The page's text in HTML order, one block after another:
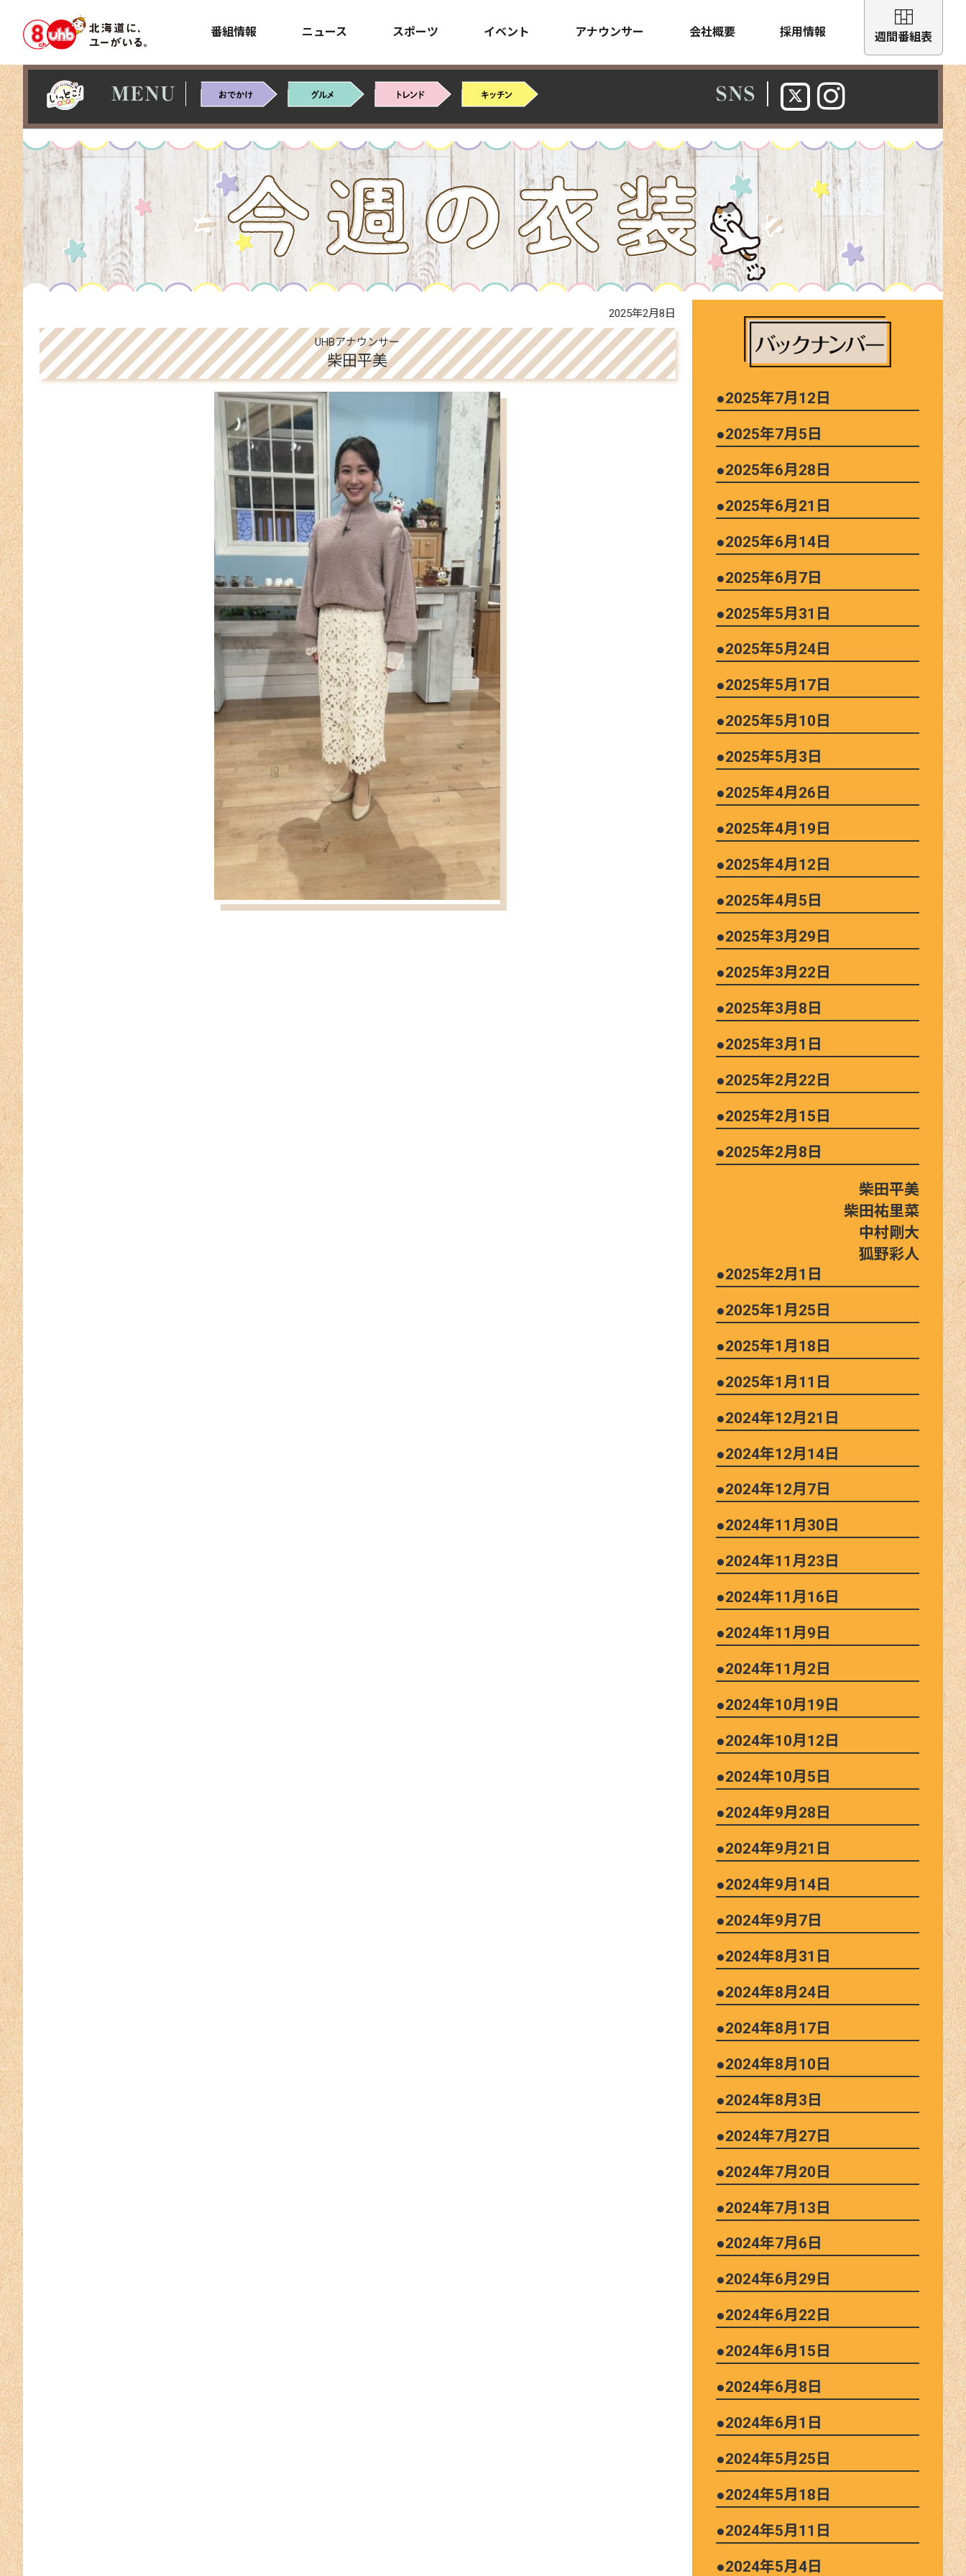
番組情報 ニュース スポーツ イベント アナウンサー 会社概要 採用情報 週間番組表
2025年2月8日
UHBアナウンサー
柴田平美
●2025年7月12日
●2025年7月5日
●2025年6月28日
●2025年6月21日
●2025年6月14日
●2025年6月7日
●2025年5月31日
●2025年5月24日
●2025年5月17日
●2025年5月10日
●2025年5月3日
●2025年4月26日
●2025年4月19日
●2025年4月12日
●2025年4月5日
●2025年3月29日
●2025年3月22日
●2025年3月8日
●2025年3月1日
●2025年2月22日
●2025年2月15日
●2025年2月8日
柴田平美
柴田祐里菜
中村剛大
狐野彩人
●2025年2月1日
●2025年1月25日
●2025年1月18日
●2025年1月11日
●2024年12月21日
●2024年12月14日
●2024年12月7日
●2024年11月30日
●2024年11月23日
●2024年11月16日
●2024年11月9日
●2024年11月2日
●2024年10月19日
●2024年10月12日
●2024年10月5日
●2024年9月28日
●2024年9月21日
●2024年9月14日
●2024年9月7日
●2024年8月31日
●2024年8月24日
●2024年8月17日
●2024年8月10日
●2024年8月3日
●2024年7月27日
●2024年7月20日
●2024年7月13日
●2024年7月6日
●2024年6月29日
●2024年6月22日
●2024年6月15日
●2024年6月8日
●2024年6月1日
●2024年5月25日
●2024年5月18日
●2024年5月11日
●2024年5月4日